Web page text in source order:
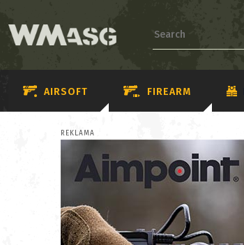
AIRSOFT FIREARM
REKLAMA